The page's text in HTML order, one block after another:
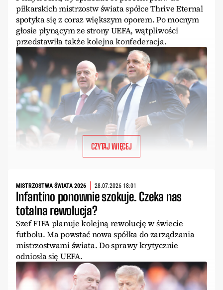
piłkarskich mistrzostw świata spółce Thrive Eternal
spotyka się z coraz większym oporem. Po mocnym
głosie płynącym ze strony UEFA, wątpliwości
przedstawiła także kolejna konfederacja.
CZYTAJ WIĘCEJ
MISTRZOSTWA ŚWIATA 2026 28.07.2026 18:01
Infantino ponownie szokuje. Czeka nas
totalna rewolucja?
Szef FIFA planuje kolejną rewolucję w świecie
futbolu. Ma powstać nowa spółka do zarządzania
mistrzostwami świata. Do sprawy krytycznie
odniosła się UEFA.